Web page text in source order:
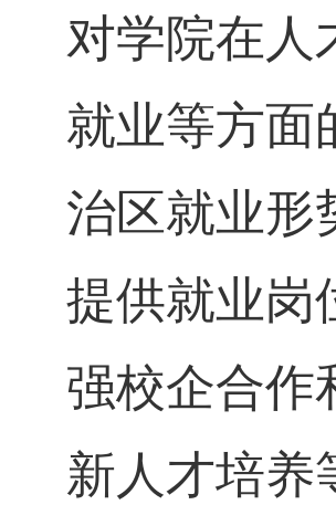
对学院在人
就业等方面
治区就业形
提供就业岗
强校企合作
新人才培养